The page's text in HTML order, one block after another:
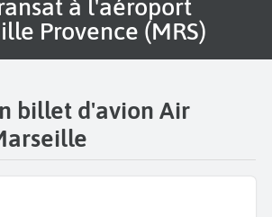
Provence (MRS)
billet d'avion Air